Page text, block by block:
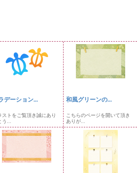
デーション...
ストをご覧頂き誠にあり
...
和風グリーンの...
こちらのページを開いて頂き
ありが...